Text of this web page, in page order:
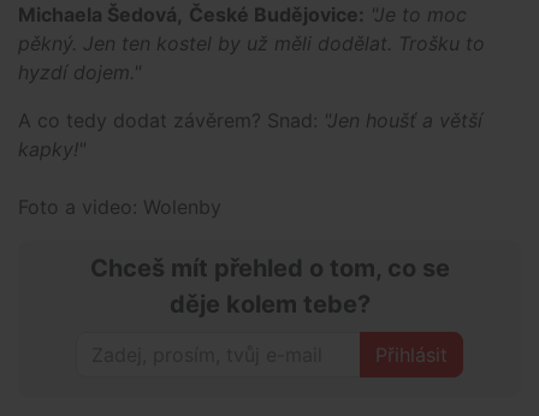
Michaela Šedová, České Budějovice: "Je to moc
pěkný. Jen ten kostel by už měli dodělat. Trošku to
hyzdí dojem."
A co tedy dodat závěrem? Snad: "Jen houšť a větší
kapky!"
Foto a video: Wolenby
Chceš mít přehled o tom, co se
děje kolem tebe?
Přihlásit